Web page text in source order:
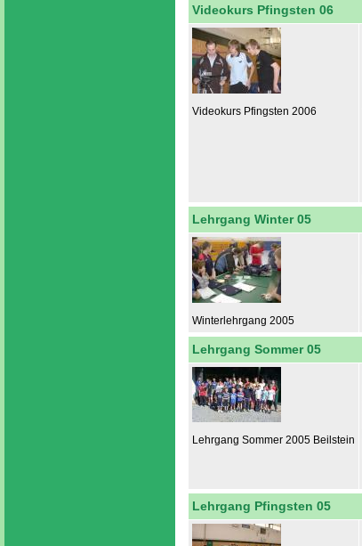
Videokurs Pfingsten 06
Videokurs Pfingsten 2006
Lehrgang Winter 05
Winterlehrgang 2005
Lehrgang Sommer 05
Lehrgang Sommer 2005 Beilstein
Lehrgang Pfingsten 05